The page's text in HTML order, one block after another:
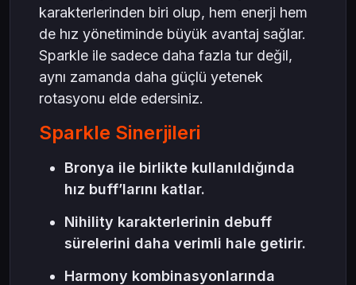
karakterlerinden biri olup, hem enerji hem
de hız yönetiminde büyük avantaj sağlar.
Sparkle ile sadece daha fazla tur değil,
aynı zamanda daha güçlü yetenek
rotasyonu elde edersiniz.
Sparkle Sinerjileri
Bronya ile birlikte kullanıldığında
hız buff’larını katlar.
Nihility karakterlerinin debuff
sürelerini daha verimli hale getirir.
Harmony kombinasyonlarında